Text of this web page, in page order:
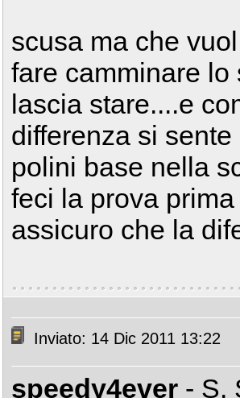
scusa ma che
fare camminare
lascia stare....e
differenza si
polini base nella
feci la prova
assicuro che la
Inviato: 14 Dic 2011 13:22
speedy4ever - S.